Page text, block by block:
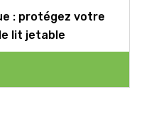
: protégez votre
lit jetable